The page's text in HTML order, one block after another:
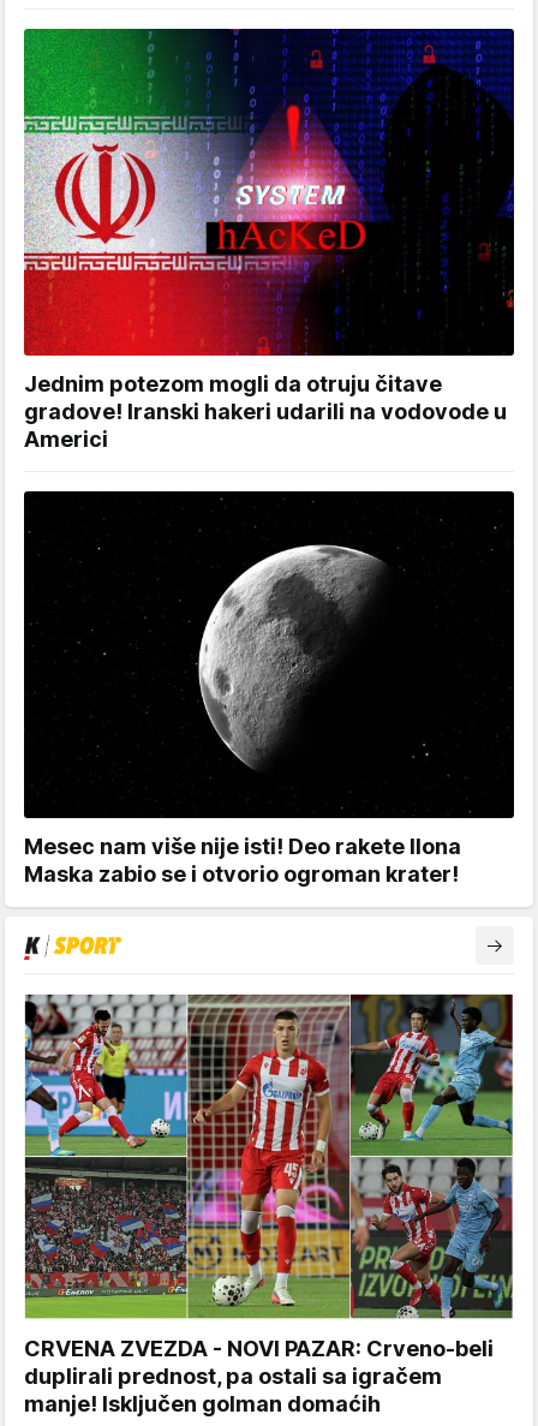
Jednim potezom mogli da otruju čitave
gradove! Iranski hakeri udarili na vodovode u
Americi
Mesec nam više nije isti! Deo rakete Ilona
Maska zabio se i otvorio ogroman krater!
CRVENA ZVEZDA - NOVI PAZAR: Crveno-beli
duplirali prednost, pa ostali sa igračem
manje! Isključen golman domaćih